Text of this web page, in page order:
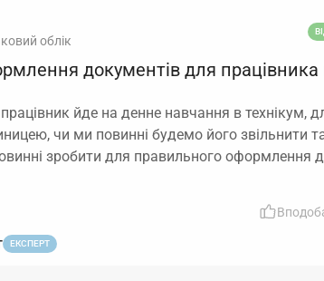
облік
документів для працівника
йде на денне навчання в технікум,
чи ми повинні будемо його звільнити
зробити для правильного оформлення
ЕКСПЕРТ